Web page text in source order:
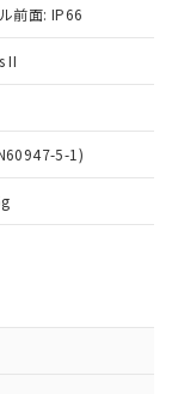
前面: IP66
II
5-1)
社販売拠
をご確認
当社の
たは開
作成サー
I-Web
る必要が
当社の製
の取
を超える意
、予定
するこ
てが基
て有害物
影響を
はその他
等に一切
販売する
容を当
当社は、
係者が違
は、取
につ
先、ま
制御
にご確
状況の